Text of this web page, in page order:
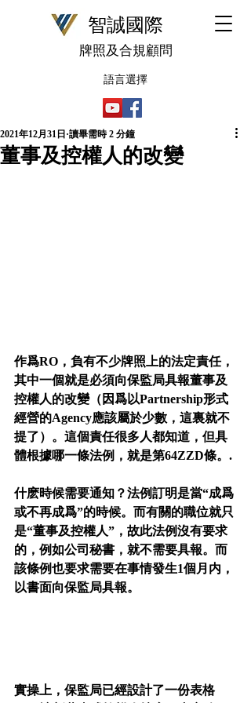
​智誠國際
牌照及合規顧問
語言選擇
董事及控權人的改變
2021年12月31日 讀畢需時 2 分鐘
作爲RO，負有不少牌照上的法定責任，
其中一個就是必須向保監局具報董事及
控權人的改變（因爲以Partnership形式
經營的Agency應該屬於少數，這裏就不
提了）。這個責任很多人都知道，但具
體根據哪一條法例，就是第64ZZD條。.
什麽時候需要通知？法例訂明是當“成爲
或不再成爲”的時候。而有關的職位就只
是“董事及控權人”，故此法例沒有要求
的，例如公司秘書，就不需要具報。而
該條例也要求需要在事情發生1個月内，
以書面向保監局具報。
實操上，保監局已經設計了一份表格